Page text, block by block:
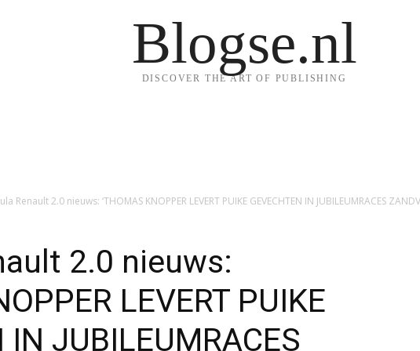
Blogse.nl
DISCOVER THE ART OF PUBLISHING
Renault 2.0 nieuws: ‘THOMAS KNOPPER LEVERT PUIKE GEVECHTEN IN JUBILEUMRACES
2.0 nieuws:
LEVERT PUIKE
IN JUBILEUMRACES